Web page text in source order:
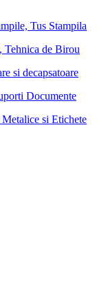
Tus Stampila
Tehnica de Birou
si decapsatoare
Documente
si Etichete